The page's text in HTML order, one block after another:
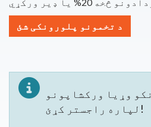
د تخمونو پلورونکی شئ
وړیا ورکشاپونو
لپاره راجستر کړئ!